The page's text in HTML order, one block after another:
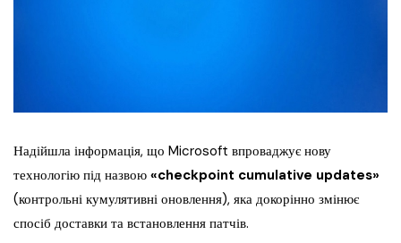
Надійшла інформація, що Microsoft впроваджує нову
технологію під назвою «checkpoint cumulative updates»
(контрольні кумулятивні оновлення), яка докорінно змінює
спосіб доставки та встановлення патчів.